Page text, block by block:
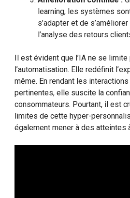
learning, les systèmes
s’adapter et de
l’analyse des retours
Il est évident que l’IA ne se limite
l’automatisation. Elle redéfinit
même. En rendant les
pertinentes, elle suscite la
consommateurs. Pourtant, il est
limites de cette hyper-
également mener à des atteintes